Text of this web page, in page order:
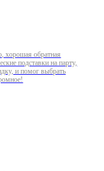
хорошая обратная
подставки на парту,
и помог выбрать